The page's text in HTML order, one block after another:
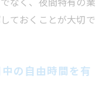
魅力と働きやすさ
目されるサポー
ておくことが大切で
の自由時間を有